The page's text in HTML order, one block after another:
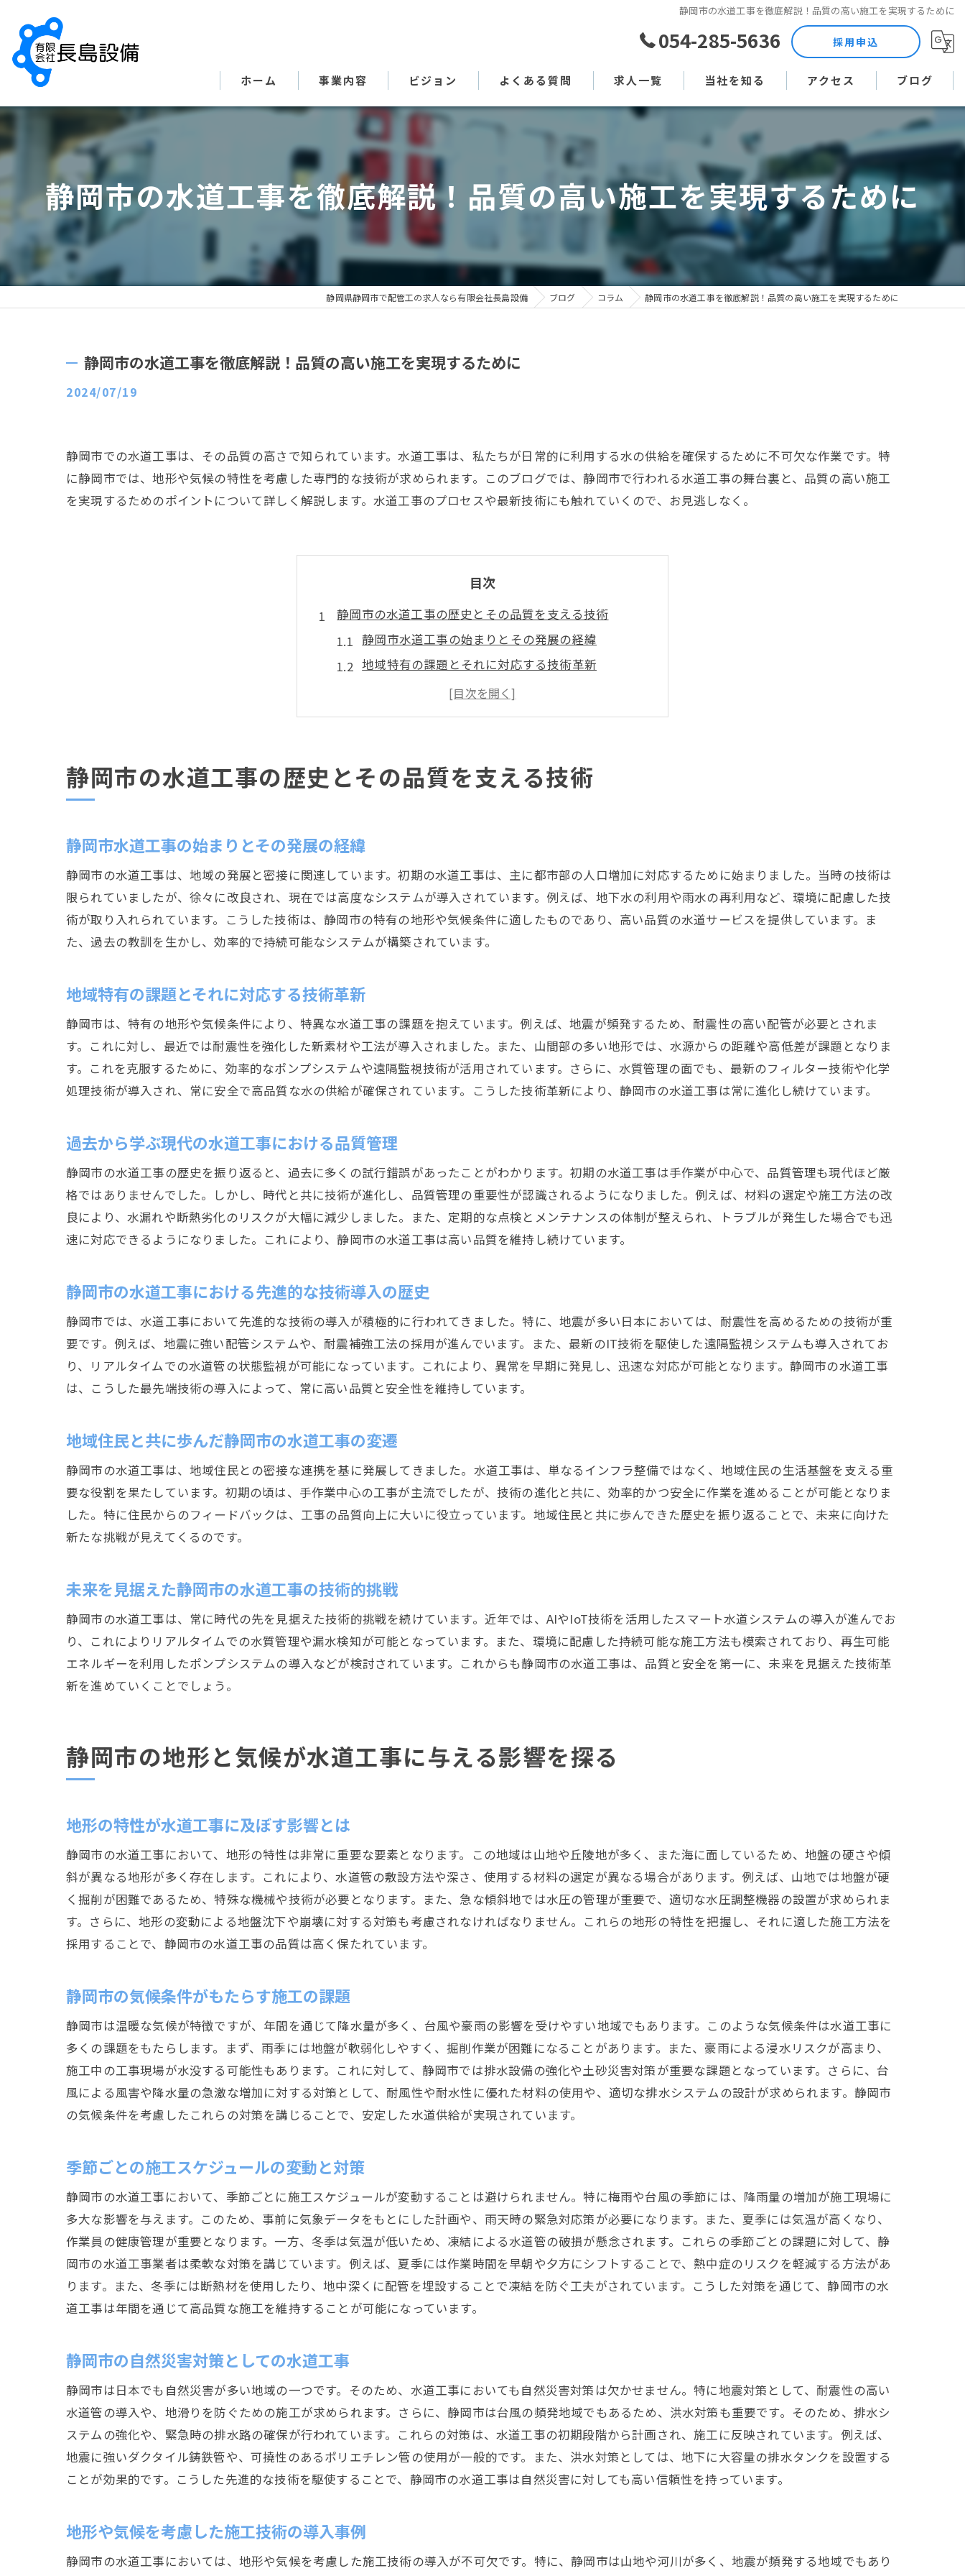
静岡市の水道工事を徹底解説！品質の高い施工を実現するために
054-285-5636 採用申込
ホーム 事業内容 ビジョン よくある質問 求人一覧 当社を知る
土木作業員
現場監督
未経験
直行直帰
アクセス ブログ
コラム
静岡市の水道工事を徹底解説！品質の高い施工を実現するために
静岡県静岡市で配管工の求人なら有限会社長島設備 ブログ コラム 静岡市の水道工事を徹底解説！品質の高い施工を実現するために
静岡市の水道工事を徹底解説！品質の高い施工を実現するために
2024/07/19
静岡市での水道工事は、その品質の高さで知られています。水道工事は、私たちが日常的に利用する水の供給を確保するために不可欠な作業です。特
に静岡市では、地形や気候の特性を考慮した専門的な技術が求められます。このブログでは、静岡市で行われる水道工事の舞台裏と、品質の高い施工
を実現するためのポイントについて詳しく解説します。水道工事のプロセスや最新技術にも触れていくので、お見逃しなく。
目次
静岡市の水道工事の歴史とその品質を支える技術
静岡市水道工事の始まりとその発展の経緯
地域特有の課題とそれに対応する技術革新
過去から学ぶ現代の水道工事における品質管理
静岡市の水道工事における先進的な技術導入の歴史
未来を見据えた静岡市の水道工事の技術的挑戦
静岡市の地形と気候が水道工事に与える影響を探る
静岡市の気候条件がもたらす施工の課題
季節ごとの施工スケジュールの変動と対策
静岡市の自然災害対策としての水道工事
地形や気候を考慮した施工技術の導入事例
未来の気候変動に備える静岡市の水道工事
現場の安全管理とその重要性
作業員の技術向上を支える教育と研修
高品質な材料と最新機器の使用
現場の効率化を図るための新技術
品質管理体制とその実施方法
静岡市での最新水道工事技術の導入とその効果
最新技術の導入事例とその成果
新技術がもたらす施工効率の向上
環境に配慮したエコフレンドリーな技術
デジタル技術を活用した水道工事の未来
先進技術がもたらす住民の利便性向上
水道工事の成功に不可欠な要素静岡市の事例で見る
成功事例から学ぶ水道工事のポイント
チームワークとコミュニケーションの重要性
市と施工業者の連携と協力体制
住民の信頼を得るための取り組み
静岡市の事例に学ぶ品質向上の取り組み
静岡市の水道工事プロセス精密な計画と実施の重要性
計画段階での徹底的な調査と準備
プロセスの中でのリスク管理と対応策
作業の進捗管理と技術監督の役割
実施後の検証とフィードバックの重要性
静岡市の水道工事で求められる専門的な技術と安全対策
技術者への継続的な教育と研修
最新技術の習得と現場での応用
品質を守るための挑戦静岡市の水道工事の未来
未来に向けた新技術の研究と開発
持続可能な水道工事を目指して
地域の特性を活かした施工技術
異常気象への対応と備え
静岡市の水道工事の歴史とその品質を支える技術
静岡市水道工事の始まりとその発展の経緯
静岡市の水道工事は、地域の発展と密接に関連しています。初期の水道工事は、主に都市部の人口増加に対応するために始まりました。当時の技術は
限られていましたが、徐々に改良され、現在では高度なシステムが導入されています。例えば、地下水の利用や雨水の再利用など、環境に配慮した技
術が取り入れられています。こうした技術は、静岡市の特有の地形や気候条件に適したものであり、高い品質の水道サービスを提供しています。ま
た、過去の教訓を生かし、効率的で持続可能なシステムが構築されています。
地域特有の課題とそれに対応する技術革新
静岡市は、特有の地形や気候条件により、特異な水道工事の課題を抱えています。例えば、地震が頻発するため、耐震性の高い配管が必要とされま
す。これに対し、最近では耐震性を強化した新素材や工法が導入されました。また、山間部の多い地形では、水源からの距離や高低差が課題となりま
す。これを克服するために、効率的なポンプシステムや遠隔監視技術が活用されています。さらに、水質管理の面でも、最新のフィルター技術や化学
処理技術が導入され、常に安全で高品質な水の供給が確保されています。こうした技術革新により、静岡市の水道工事は常に進化し続けています。
過去から学ぶ現代の水道工事における品質管理
静岡市の水道工事の歴史を振り返ると、過去に多くの試行錯誤があったことがわかります。初期の水道工事は手作業が中心で、品質管理も現代ほど厳
格ではありませんでした。しかし、時代と共に技術が進化し、品質管理の重要性が認識されるようになりました。例えば、材料の選定や施工方法の改
良により、水漏れや断熱劣化のリスクが大幅に減少しました。また、定期的な点検とメンテナンスの体制が整えられ、トラブルが発生した場合でも迅
速に対応できるようになりました。これにより、静岡市の水道工事は高い品質を維持し続けています。
静岡市の水道工事における先進的な技術導入の歴史
静岡市では、水道工事において先進的な技術の導入が積極的に行われてきました。特に、地震が多い日本においては、耐震性を高めるための技術が重
要です。例えば、地震に強い配管システムや、耐震補強工法の採用が進んでいます。また、最新のIT技術を駆使した遠隔監視システムも導入されてお
り、リアルタイムでの水道管の状態監視が可能になっています。これにより、異常を早期に発見し、迅速な対応が可能となります。静岡市の水道工事
は、こうした最先端技術の導入によって、常に高い品質と安全性を維持しています。
地域住民と共に歩んだ静岡市の水道工事の変遷
静岡市の水道工事は、地域住民との密接な連携を基に発展してきました。水道工事は、単なるインフラ整備ではなく、地域住民の生活基盤を支える重
要な役割を果たしています。初期の頃は、手作業中心の工事が主流でしたが、技術の進化と共に、効率的かつ安全に作業を進めることが可能となりま
した。特に住民からのフィードバックは、工事の品質向上に大いに役立っています。地域住民と共に歩んできた歴史を振り返ることで、未来に向けた
新たな挑戦が見えてくるのです。
未来を見据えた静岡市の水道工事の技術的挑戦
静岡市の水道工事は、常に時代の先を見据えた技術的挑戦を続けています。近年では、AIやIoT技術を活用したスマート水道システムの導入が進んでお
り、これによりリアルタイムでの水質管理や漏水検知が可能となっています。また、環境に配慮した持続可能な施工方法も模索されており、再生可能
エネルギーを利用したポンプシステムの導入などが検討されています。これからも静岡市の水道工事は、品質と安全を第一に、未来を見据えた技術革
新を進めていくことでしょう。
静岡市の地形と気候が水道工事に与える影響を探る
地形の特性が水道工事に及ぼす影響とは
静岡市の水道工事において、地形の特性は非常に重要な要素となります。この地域は山地や丘陵地が多く、また海に面しているため、地盤の硬さや傾
斜が異なる地形が多く存在します。これにより、水道管の敷設方法や深さ、使用する材料の選定が異なる場合があります。例えば、山地では地盤が硬
く掘削が困難であるため、特殊な機械や技術が必要となります。また、急な傾斜地では水圧の管理が重要で、適切な水圧調整機器の設置が求められま
す。さらに、地形の変動による地盤沈下や崩壊に対する対策も考慮されなければなりません。これらの地形の特性を把握し、それに適した施工方法を
採用することで、静岡市の水道工事の品質は高く保たれています。
静岡市の気候条件がもたらす施工の課題
静岡市は温暖な気候が特徴ですが、年間を通じて降水量が多く、台風や豪雨の影響を受けやすい地域でもあります。このような気候条件は水道工事に
多くの課題をもたらします。まず、雨季には地盤が軟弱化しやすく、掘削作業が困難になることがあります。また、豪雨による浸水リスクが高まり、
施工中の工事現場が水没する可能性もあります。これに対して、静岡市では排水設備の強化や土砂災害対策が重要な課題となっています。さらに、台
風による風害や降水量の急激な増加に対する対策として、耐風性や耐水性に優れた材料の使用や、適切な排水システムの設計が求められます。静岡市
の気候条件を考慮したこれらの対策を講じることで、安定した水道供給が実現されています。
季節ごとの施工スケジュールの変動と対策
静岡市の水道工事において、季節ごとに施工スケジュールが変動することは避けられません。特に梅雨や台風の季節には、降雨量の増加が施工現場に
多大な影響を与えます。このため、事前に気象データをもとにした計画や、雨天時の緊急対応策が必要になります。また、夏季には気温が高くなり、
作業員の健康管理が重要となります。一方、冬季は気温が低いため、凍結による水道管の破損が懸念されます。これらの季節ごとの課題に対して、静
岡市の水道工事業者は柔軟な対策を講じています。例えば、夏季には作業時間を早朝や夕方にシフトすることで、熱中症のリスクを軽減する方法があ
ります。また、冬季には断熱材を使用したり、地中深くに配管を埋設することで凍結を防ぐ工夫がされています。こうした対策を通じて、静岡市の水
道工事は年間を通じて高品質な施工を維持することが可能になっています。
静岡市の自然災害対策としての水道工事
静岡市は日本でも自然災害が多い地域の一つです。そのため、水道工事においても自然災害対策は欠かせません。特に地震対策として、耐震性の高い
水道管の導入や、地滑りを防ぐための施工が求められます。さらに、静岡市は台風の頻発地域でもあるため、洪水対策も重要です。そのため、排水シ
ステムの強化や、緊急時の排水路の確保が行われています。これらの対策は、水道工事の初期段階から計画され、施工に反映されています。例えば、
地震に強いダクタイル鋳鉄管や、可撓性のあるポリエチレン管の使用が一般的です。また、洪水対策としては、地下に大容量の排水タンクを設置する
ことが効果的です。こうした先進的な技術を駆使することで、静岡市の水道工事は自然災害に対しても高い信頼性を持っています。
地形や気候を考慮した施工技術の導入事例
静岡市の水道工事においては、地形や気候を考慮した施工技術の導入が不可欠です。特に、静岡市は山地や河川が多く、地震が頻発する地域でもあり